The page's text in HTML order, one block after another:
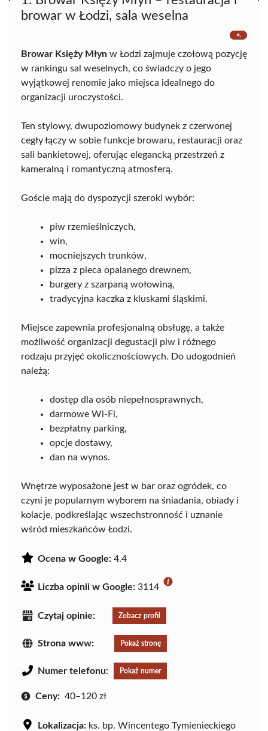
browar w Łodzi, sala weselna
Browar Księży Młyn w Łodzi zajmuje czołową pozycję
w rankingu sal weselnych, co świadczy o jego
wyjątkowej renomie jako miejsca idealnego do
organizacji uroczystości.
Ten stylowy, dwupoziomowy budynek z czerwonej
cegły łączy w sobie funkcje browaru, restauracji oraz
sali bankietowej, oferując elegancką przestrzeń z
kameralną i romantyczną atmosferą.
Goście mają do dyspozycji szeroki wybór:
piw rzemieślniczych,
win,
mocniejszych trunków,
pizza z pieca opalanego drewnem,
burgery z szarpaną wołowiną,
tradycyjna kaczka z kluskami śląskimi.
Miejsce zapewnia profesjonalną obsługę, a także
możliwość organizacji degustacji piw i różnego
rodzaju przyjęć okolicznościowych. Do udogodnień
należą:
dostęp dla osób niepełnosprawnych,
darmowe Wi-Fi,
bezpłatny parking,
opcje dostawy,
dan na wynos.
Wnętrze wyposażone jest w bar oraz ogródek, co
czyni je popularnym wyborem na śniadania, obiady i
kolacje, podkreślając wszechstronność i uznanie
wśród mieszkańców Łodzi.
Ocena w Google: 4.4
Liczba opinii w Google: 3114
Czytaj opinie: Zobacz profil
Strona www: Pokaż stronę
Numer telefonu: Pokaż numer
Ceny: 40–120 zł
Lokalizacja: ks. bp. Wincentego Tymienieckiego